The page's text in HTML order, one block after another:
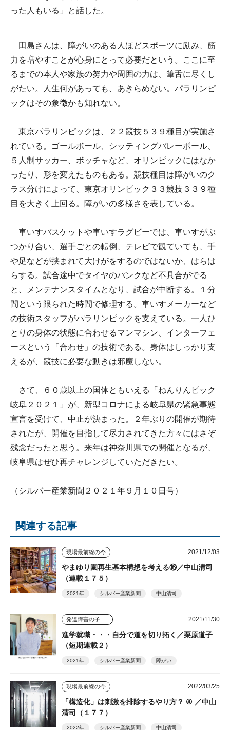
った人もいる」と話した。
田島さんは、障がいのある人ほどスポーツに励み、筋
力を増やすことが心身にとって必要だという。ここに至
るまでの本人や家族の努力や周囲の力は、筆舌に尽くし
がたい。人生何があっても、あきらめない。パラリンピ
ックはその象徴かも知れない。
東京パラリンピックは、２２競技５３９種目が実施さ
れている。ゴールボール、シッティングバレーボール、
５人制サッカー、ボッチャなど、オリンピックにはなか
ったり、形を変えたものもある。競技種目は障がいのク
ラス分けによって、東京オリンピック３３競技３３９種
目を大きく上回る。障がいの多様さを表している。
車いすバスケットや車いすラグビーでは、車いすがぶ
つかり合い、選手ごとの転倒、テレビで観ていても、手
や足などが挟まれて大けがをするのではないか、はらは
らする。試合途中でタイヤのパンクなど不具合がでる
と、メンテナンスタイムとなり、試合が中断する。１分
間という限られた時間で修理する。車いすメーカーなど
の技術スタッフがパラリンピックを支えている。一人ひ
とりの身体の状態に合わせるマンマシン、インターフェ
ースという「合わせ」の技術である。身体はしっかり支
えるが、競技に必要な動きは邪魔しない。
さて、６０歳以上の国体ともいえる「ねんりんピック
岐阜２０２１」が、新型コロナによる岐阜県の緊急事態
宣言を受けて、中止が決まった。２年ぶりの開催が期待
されたが、開催を目指して尽力されてきた方々にはさぞ
残念だったと思う。来年は神奈川県での開催となるが、
岐阜県はぜひ再チャレンジしていただきたい。
（シルバー産業新聞２０２１年９月１０日号）
関連する記事
現場最前線の今 2021/12/03
やまゆり園再生基本構想を考える⑯／中山清司
（連載１７５）
2021年 シルバー産業新聞 中山清司
2021/11/30
進学就職・・・自分で道を切り拓く／栗原道子
（短期連載２）
2021年 シルバー産業新聞 障がい
現場最前線の今 2022/03/25
「構造化」は刺激を排除するやり方？ ④ ／中山
清司（１７７）
2022年 シルバー産業新聞 中山清司